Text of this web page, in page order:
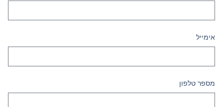
אימייל
מספר טלפון